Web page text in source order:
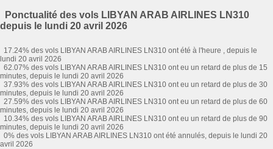
Ponctualité des vols LIBYAN ARAB AIRLINES LN310
depuis le lundi 20 avril 2026
17.24% des vols LIBYAN ARAB AIRLINES LN310 ont été à l'heure , depuis le
lundi 20 avril 2026
62.07% des vols LIBYAN ARAB AIRLINES LN310 ont eu un retard de plus de 15
minutes, depuis le lundi 20 avril 2026
37.93% des vols LIBYAN ARAB AIRLINES LN310 ont eu un retard de plus de 30
minutes, depuis le lundi 20 avril 2026
27.59% des vols LIBYAN ARAB AIRLINES LN310 ont eu un retard de plus de 60
minutes, depuis le lundi 20 avril 2026
10.34% des vols LIBYAN ARAB AIRLINES LN310 ont eu un retard de plus de 90
minutes, depuis le lundi 20 avril 2026
0% des vols LIBYAN ARAB AIRLINES LN310 ont été annulés, depuis le lundi 20
avril 2026